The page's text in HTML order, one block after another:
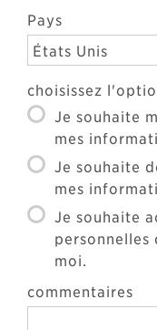
Pays
États Unis
choisissez
Je souhaite
mes
Je souhaite
mes
Je souhaite
personnelles
moi.
commentaires